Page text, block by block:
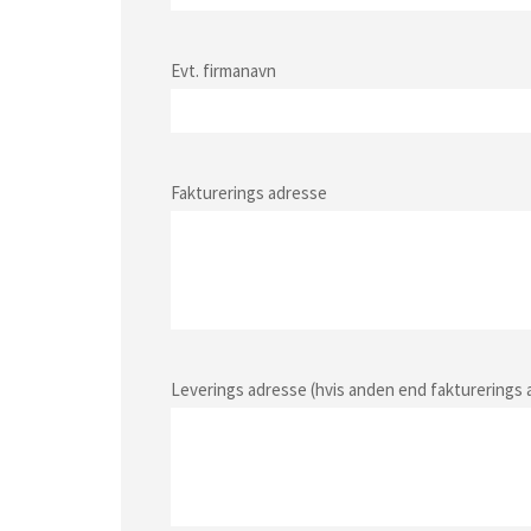
Evt. firmanavn
Fakturerings adresse
Leverings adresse (hvis anden end fakturerings